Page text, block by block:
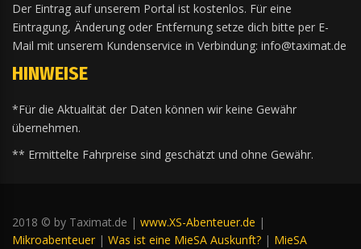
Der Eintrag auf unserem Portal ist kostenlos. Für eine
Eintragung, Änderung oder Entfernung setze dich bitte per E-
Mail mit unserem Kundenservice in Verbindung: info@taximat.de
HINWEISE
*Für die Aktualität der Daten können wir keine Gewähr
übernehmen.
** Ermittelte Fahrpreise sind geschätzt und ohne Gewähr.
2018 © by Taximat.de | www.XS-Abenteuer.de |
Mikroabenteuer | Was ist eine MieSA Auskunft? | MieSA